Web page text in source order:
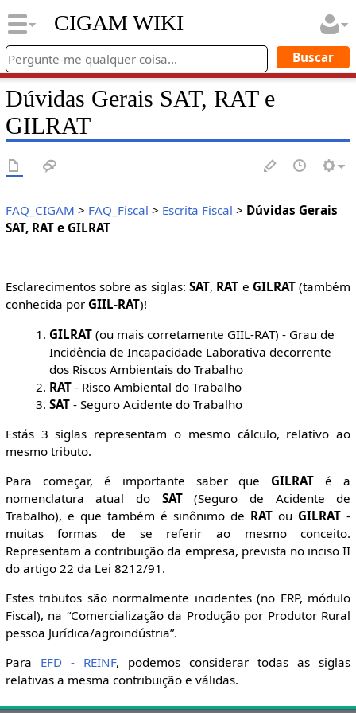
CIGAM WIKI
Dúvidas Gerais SAT, RAT e
GILRAT
FAQ_CIGAM > FAQ_Fiscal > Escrita Fiscal > Dúvidas Gerais
SAT, RAT e GILRAT
Esclarecimentos sobre as siglas: SAT, RAT e GILRAT(também
conhecida por GIIL-RAT)!
GILRAT (ou mais corretamente GIIL-RAT) - Grau de
Incidência de Incapacidade Laborativa decorrente
dos Riscos Ambientais do Trabalho
RAT - Risco Ambiental do Trabalho
SAT - Seguro Acidente do Trabalho
Estás 3 siglas representam o mesmo cálculo, relativo ao
mesmo tributo.
Para começar, é importante saber queGILRAT é a
nomenclatura atual do SAT(Seguro de Acidente de
Trabalho), e que também é sinônimo de RAT ouGILRAT -
muitas formas de se referir ao mesmo conceito.
Representam a contribuição da empresa, prevista no inciso II
do artigo 22 da Lei 8212/91.
Estes tributos são normalmente incidentes (no ERP, módulo
Fiscal), na “Comercialização da Produção por Produtor Rural
pessoa Jurídica/agroindústria”.
Para EFD - REINF, podemos considerar todas as siglas
relativas a mesma contribuição e válidas.